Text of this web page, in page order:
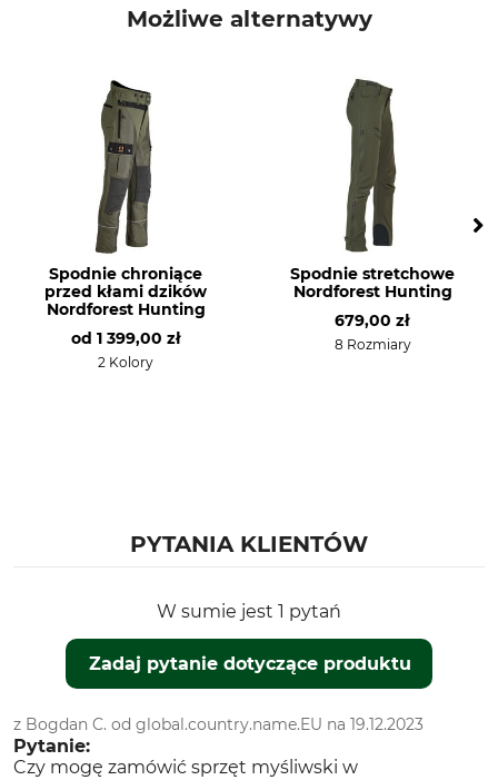
Wodoszczelna
Wiatroszczelna
Oliwkowy
Rozmiar odzieży
Możliwe alternatywy
Spodnie chroniące
przed kłami dzików
Nordforest Hunting
od 1 399,00 zł
2 Kolory
Spodnie stretchowe
Nordforest Hunting
679,00 zł
8 Rozmiary
PYTANIA KLIENTÓW
W sumie jest 1 pytań
Zadaj pytanie dotyczące produktu
z Bogdan C. od global.country.name.EU na 19.12.2023
Pytanie:
Czy mogę zamówić sprzęt myśliwski w